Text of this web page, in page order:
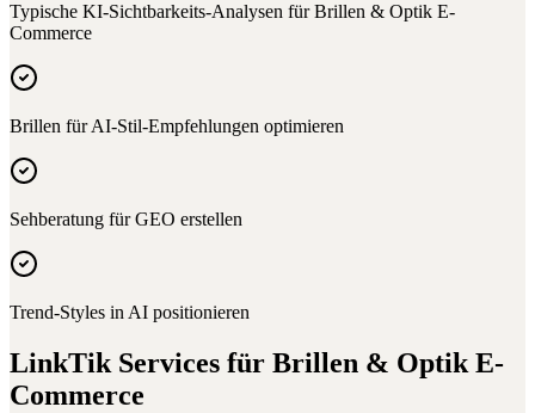
Typische KI-Sichtbarkeits-Analysen fürBrillen & Optik E-
Commerce
Brillen für AI-Stil-Empfehlungen optimieren
Sehberatung für GEO erstellen
Trend-Styles in AI positionieren
LinkTik Services für Brillen & Optik E-
Commerce